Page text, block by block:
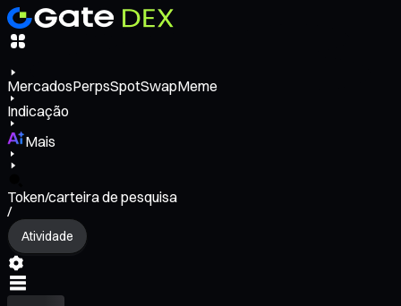
MercadosPerpsSpotSwapMeme
Indicação
Mais
Token/carteira de pesquisa
/
Atividade